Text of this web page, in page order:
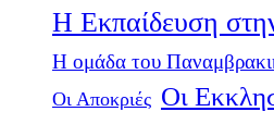
Η Εκπαίδευση
Η ομάδα του
Οι Αποκριές Οι